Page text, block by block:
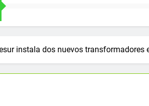
instala dos nuevos